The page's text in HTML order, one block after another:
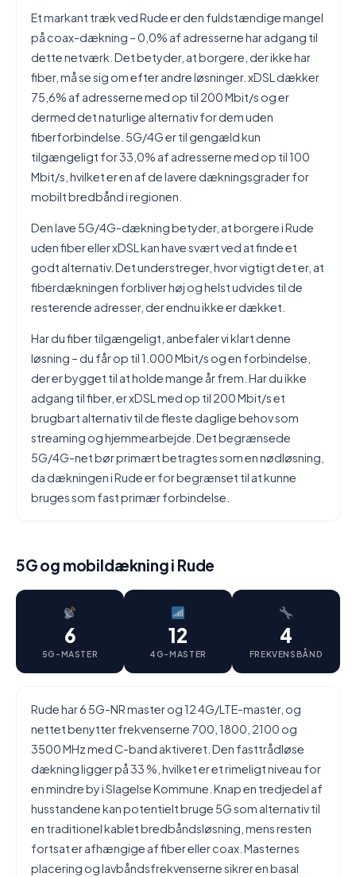
Et markant træk ved Rude er den fuldstændige mangel
på coax-dækning – 0,0% af adresserne har adgang til
dette netværk. Det betyder, at borgere, der ikke har
fiber, må se sig om efter andre løsninger. xDSL dækker
75,6% af adresserne med op til 200 Mbit/s og er
dermed det naturlige alternativ for dem uden
fiberforbindelse. 5G/4G er til gengæld kun
tilgængeligt for 33,0% af adresserne med op til 100
Mbit/s, hvilket er en af de lavere dækningsgrader for
mobilt bredbånd i regionen.
Den lave 5G/4G-dækning betyder, at borgere i Rude
uden fiber eller xDSL kan have svært ved at finde et
godt alternativ. Det understreger, hvor vigtigt det er, at
fiberdækningen forbliver høj og helst udvides til de
resterende adresser, der endnu ikke er dækket.
Har du fiber tilgængeligt, anbefaler vi klart denne
løsning – du får op til 1.000 Mbit/s og en forbindelse,
der er bygget til at holde mange år frem. Har du ikke
adgang til fiber, er xDSL med op til 200 Mbit/s et
brugbart alternativ til de fleste daglige behov som
streaming og hjemmearbejde. Det begrænsede
5G/4G-net bør primært betragtes som en nødløsning,
da dækningen i Rude er for begrænset til at kunne
bruges som fast primær forbindelse.
5G og mobildækning i Rude
6
5G-MASTER
12
4G-MASTER
4
FREKVENSBÅND
Rude har 6 5G-NR master og 12 4G/LTE-master, og
nettet benytter frekvenserne 700, 1800, 2100 og
3500 MHz med C-band aktiveret. Den fasttrådløse
dækning ligger på 33 %, hvilket er et rimeligt niveau for
en mindre by i Slagelse Kommune. Knap en tredjedel af
husstandene kan potentielt bruge 5G som alternativ til
en traditionel kablet bredbåndsløsning, mens resten
fortsat er afhængige af fiber eller coax. Masternes
placering og lavbåndsfrekvenserne sikrer en basal